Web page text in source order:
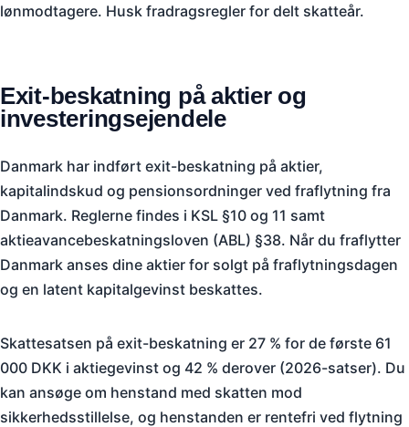
lønmodtagere. Husk fradragsregler for delt skatteår.
Exit-beskatning på aktier og
investeringsejendele
Danmark har indført exit-beskatning på aktier,
kapitalindskud og pensionsordninger ved fraflytning fra
Danmark. Reglerne findes i KSL §10 og 11 samt
aktieavancebeskatningsloven (ABL) §38. Når du fraflytter
Danmark anses dine aktier for solgt på fraflytningsdagen
og en latent kapitalgevinst beskattes.
Skattesatsen på exit-beskatning er 27 % for de første 61
000 DKK i aktiegevinst og 42 % derover (2026-satser). Du
kan ansøge om henstand med skatten mod
sikkerhedsstillelse, og henstanden er rentefri ved flytning